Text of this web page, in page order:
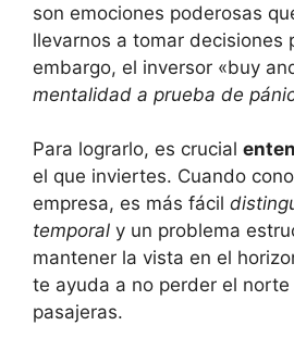
son emociones poderosas
llevarnos a tomar decisiones
embargo,⁣ el inversor «buy
mentalidad a prueba de
Para lograrlo,​ es crucial
el que inviertes. Cuando
empresa, es ⁤más fácil
temporal y un problema
mantener la ⁣vista en el
te ayuda a no perder⁢ el
pasajeras.